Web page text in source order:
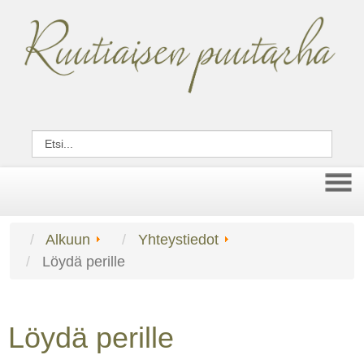
Alkuun
Yhteystiedot
Löydä perille
Löydä perille